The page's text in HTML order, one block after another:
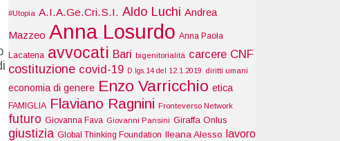
#Utopia A.I.A.Ge.Cri.S.I. Aldo Luchi Andrea
Mazzeo Anna Losurdo Anna Paola
Lacatena avvocati Bari bigenitorialità carcere CNF
costituzione covid-19 D.lgs.14 del 12.1.2019 diritti umani
economia di genere Enzo Varricchio etica
FAMIGLIA Flaviano Ragnini Fronteverso Network
futuro Giovanna Fava Giovanni Pansini Giraffa Onlus
giustizia Global Thinking Foundation Ileana Alesso lavoro